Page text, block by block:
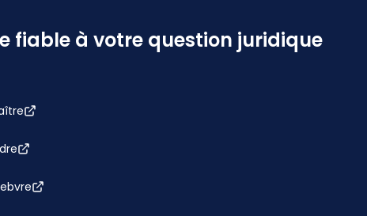
fiable à votre question juridique